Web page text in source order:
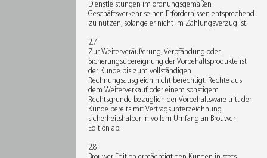
Dienstleistungen im ordnungsgemäßen
Geschäftsverkehr seinen Erfordernissen entsprechend
zu nutzen, solange er nicht im Zahlungsverzug ist.
2.7
Zur Weiterveräußerung, Verpfändung oder
Sicherungsübereignung der Vorbehaltsprodukte ist
der Kunde bis zum vollständigen
Rechnungsausgleich nicht berechtigt. Rechte aus
dem Weiterverkauf oder einem sonstigem
Rechtsgrunde bezüglich der Vorbehaltsware tritt der
Kunde bereits mit Vertragsunterzeichnung
sicherheitshalber in vollem Umfang an Brouwer
Edition ab.
2.8